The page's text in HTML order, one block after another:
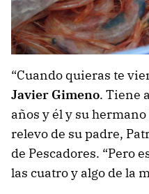
“Cuando quieras te
Javier Gimeno. Tiene
años y él y su hermano
relevo de su padre,
de Pescadores. “Pero
las cuatro y algo de la